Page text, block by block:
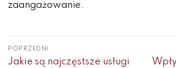
zaangażowanie.
wpisu
POPRZEDNI
Poprzedni
Jakie są najczęstsze usługi